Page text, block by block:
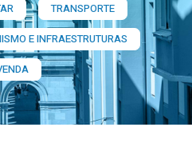
TRANSPORTE
E INFRAESTRUTURAS